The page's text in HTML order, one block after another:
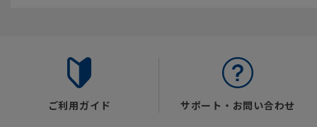
ご利用ガイド サポート・お問い合わせ